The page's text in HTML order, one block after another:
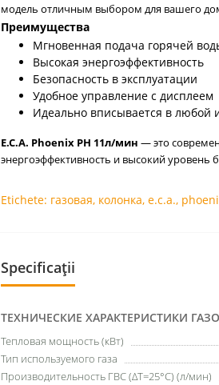
модель отличным выбором для вашего
Преимущества
Мгновенная подача горячей
Высокая энергоэффективность
Безопасность в эксплуатации
Удобное управление с дисплеем
Идеально вписывается в любой
E.C.A. Phoenix PH 11л/мин — это
энергоэффективность и высокий
Etichete: газовая, колонка, e.c.a.,
Specificații
ТЕХНИЧЕСКИЕ ХАРАКТЕРИСТИКИ
Тепловая мощность (кВт)
Тип используемого газа
Производительность ГВС (ΔT=25°C) (л/мин)